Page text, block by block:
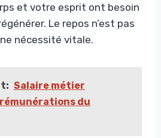
et votre esprit ont besoin
Le repos n’est pas
nécessité vitale.
Salaire métier
du